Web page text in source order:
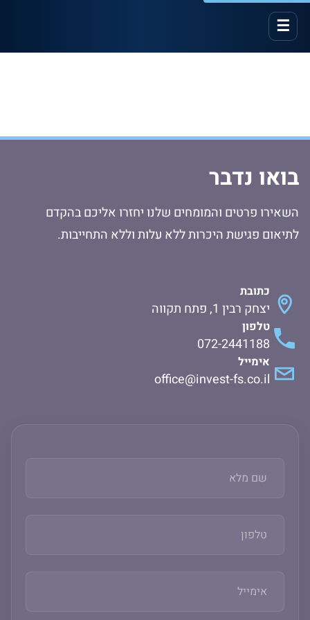
☰
בואו נדבר
השאירו פרטים והמומחים שלנו יחזרו אליכם בהקדם
לתיאום פגישת היכרות ללא עלות וללא התחייבות.
כתובת
יצחק רבין 1, פתח תקווה
טלפון
072-2441188
אימייל
office@invest-fs.co.il